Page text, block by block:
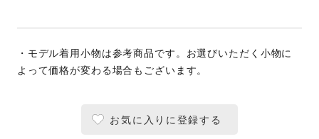
・モデル着用小物は参考商品です。お選びいただく小物に
よって価格が変わる場合もございます。
お気に入りに登録する